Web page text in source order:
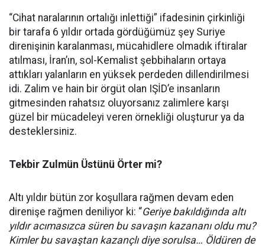
“Cihat naralarının ortalığı inlettiği” ifadesinin çirkinliği
bir tarafa 6 yıldır ortada gördüğümüz şey Suriye
direnişinin karalanması, mücahidlere olmadık iftiralar
atılması, İran’ın, sol-Kemalist şebbihaların ortaya
attıkları yalanların en yüksek perdeden dillendirilmesi
idi. Zalim ve hain bir örgüt olan IŞİD’e insanların
gitmesinden rahatsız oluyorsanız zalimlere karşı
güzel bir mücadeleyi veren örnekliği oluşturur ya da
desteklersiniz.
Tekbir Zulmün Üstünü Örter mi?
Altı yıldır bütün zor koşullara rağmen devam eden
direnişe rağmen deniliyor ki: “Geriye bakıldığında altı
yıldır acımasızca süren bu savaşın kazananı oldu mu?
Kimler bu savaştan kazançlı diye sorulsa… Öldüren de